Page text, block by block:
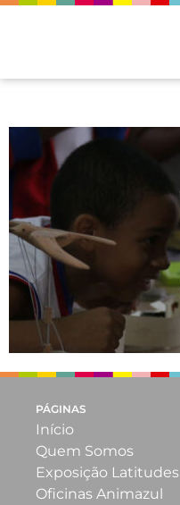
PÁGINAS
Início
Quem Somos
Exposição Latitudes
Oficinas Animazul